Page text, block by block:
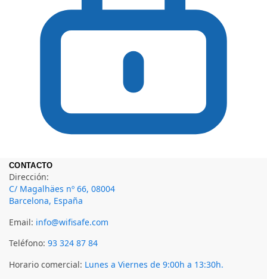
CONTACTO
Dirección:
C/ Magalhäes nº 66, 08004
Barcelona, España
Email: info@wifisafe.com
Teléfono: 93 324 87 84
Horario comercial: Lunes a Viernes de 9:00h a 13:30h.